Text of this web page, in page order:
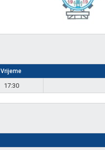
Vrijeme
17:30